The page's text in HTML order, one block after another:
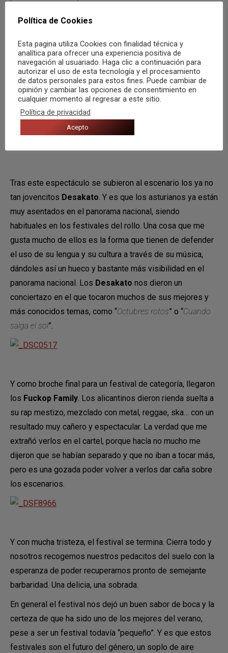
bebiendo a morro como si fuese agua. Y es que gran parte
de la esencia de este grupo es este señor, que con su
voz desgarrada es capaz de arrancarnos la piel a golpe de
guturales. Y no defraudaron, se marcaron un directo
espectacular mezclando temas de su último disco, como
Chispazo”, o clasicazos que te suben la adrenalina como
Tu dios de madera” o “
Otros que tampoco se cortan ni un pelo.
Tras este espectáculo se subieron al escenario los ya no
tan jovencitos Desakato. Y es que los asturianos ya están
muy asentados en el panorama nacional, siendo
habituales en los festivales del rollo. Una cosa que me
gusta mucho de ellos es la forma que tienen de defender
el uso de su lengua y su cultura a través de su música,
dándoles así un hueco y bastante más visibilidad en el
panorama nacional. Los Desakato nos dieron un
conciertazo en el que tocaron muchos de sus mejores y
más conocidos temas, como “Octubres rotos” o “Cuando
salga el sol”.
Y como broche final para un festival de categoría, llegaron
los Fuckop Family. Los alicantinos dieron rienda suelta a
su rap mestizo, mezclado con metal, reggae, ska… con un
resultado muy cañero y espectacular. La verdad que me
extrañó verlos en el cartel, porque hacía no mucho me
dijeron que se habían separado y que no iban a tocar más,
pero es una gozada poder volver a verlos dar caña sobre
los escenarios.
Y con mucha tristeza, el festival se termina. Cierra todo y
nosotros recogemos nuestros pedacitos del suelo con la
esperanza de poder recuperarnos pronto de semejante
barbaridad. Una delicia, una sobrada.
En general el festival nos dejó un buen sabor de boca y la
certeza de que ha sido uno de los mejores del verano,
pese a ser un festival todavía “pequeño”. Y es que estos
festivales son el futuro del género, un soplo de aire
Política de Cookies
Esta pagina utiliza Cookies con finalidad técnica y
analítica para ofrecer una experiencia positiva de
navegación al usuariado. Haga clic a continuación para
autorizar el uso de esta tecnología y el procesamiento
de datos personales para estos fines. Puede cambiar de
opinión y cambiar las opciones de consentimiento en
cualquier momento al regresar a este sitio.
Política de privacidad
Acepto